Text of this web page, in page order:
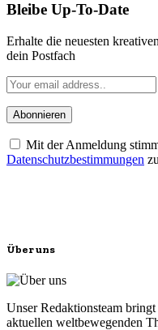
Bleibe Up-To-Date
Erhalte die neuesten
dein Postfach
Mit der Anmeldung
Datenschutzbestimmungen
Über uns
Unser Redaktionsteam
aktuellen weltbewegenden